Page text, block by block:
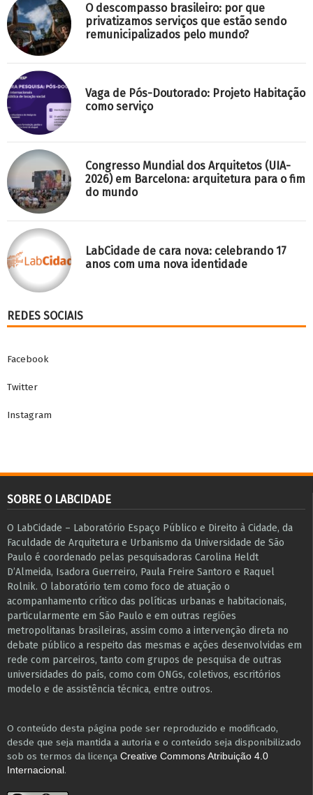
O descompasso brasileiro: por que
privatizamos serviços que estão sendo
remunicipalizados pelo mundo?
Vaga de Pós-Doutorado: Projeto Habitação
como serviço
Congresso Mundial dos Arquitetos (UIA-
2026) em Barcelona: arquitetura para o fim
do mundo
LabCidade de cara nova: celebrando 17
anos com uma nova identidade
REDES SOCIAIS
Facebook
Twitter
Instagram
SOBRE O LABCIDADE
O LabCidade – Laboratório Espaço Público e Direito à Cidade, da
Faculdade de Arquitetura e Urbanismo da Universidade de São
Paulo é coordenado pelas pesquisadoras Carolina Heldt
D’Almeida, Isadora Guerreiro, Paula Freire Santoro e Raquel
Rolnik. O laboratório tem como foco de atuação o
acompanhamento crítico das políticas urbanas e habitacionais,
particularmente em São Paulo e ​em outras regiões
metropolitanas brasileiras, assim como a intervenção direta no
debate público a respeito das mesmas e ações desenvolvidas em
r​e​de com parceiros, tanto com grupos de pesquisa ​de outras
universidades do país, como com ONGs, coletivos, escritórios
modelo e de assistência técnica​, entre outros​.
O conteúdo desta página pode ser reproduzido e modificado,
desde que seja mantida a autoria e o conteúdo seja disponibilizado
sob os termos da licença Creative Commons Atribuição 4.0
Internacional .